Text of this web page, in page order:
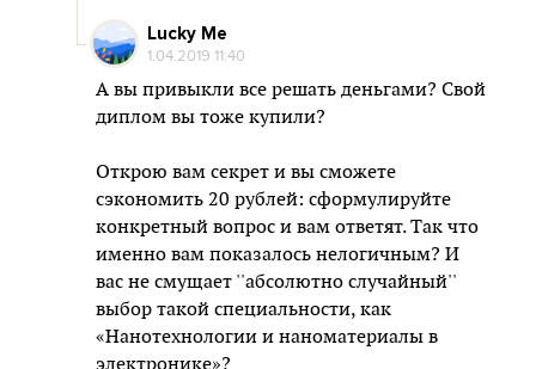
Lucky Me
1.04.2019 11:40
А вы привыкли все решать деньгами? Свой
диплом вы тоже купили?
Открою вам секрет и вы сможете
сэкономить 20 рублей: сформулируйте
конкретный вопрос и вам ответят. Так что
именно вам показалось нелогичным? И
вас не смущает ''абсолютно случайный''
выбор такой специальности, как
«Нанотехнологии и наноматериалы в